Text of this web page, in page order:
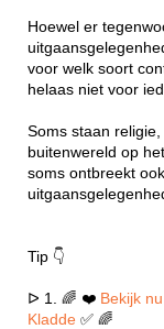
Hoewel er
voor welk soort
helaas niet voor
Soms staan
buitenwereld op
soms ontbreekt
Tip 👇
ᐅ 1. 🌈 ❤️ Bekijk
Kladde ✅ 🌈